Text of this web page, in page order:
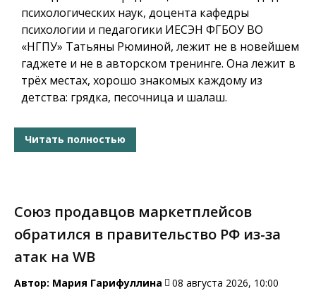
психологических наук, доцента кафедры
психологии и педагогики ИЕСЭН ФГБОУ ВО
«НГПУ» Татьяны Рюминой, лежит не в новейшем
гаджете и не в авторском тренинге. Она лежит в
трёх местах, хорошо знакомых каждому из
детства: грядка, песочница и шалаш.
Читать полностью
Союз продавцов маркетплейсов
обратился в правительство РФ из-за
атак на WB
Автор: Мария Гарифуллина 08 августа 2026, 10:00